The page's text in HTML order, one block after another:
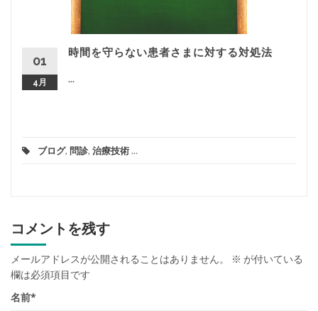
01
4月
時間を守らない患者さまに対する対処法
...
ブログ, 問診, 治療技術...
コメントを残す
メールアドレスが公開されることはありません。 ※ が付いている
欄は必須項目です
名前*